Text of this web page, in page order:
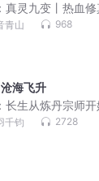
真灵九变丨热血
声剧
青山 968
海飞升
长生从炼丹宗师
榜玄幻巨作 | VIP
千钧 2728